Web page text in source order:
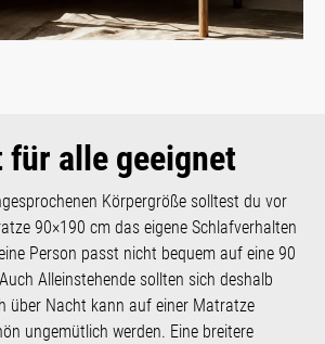
für alle geeignet
Körpergröße solltest du vor
90×190 cm das eigene Schlafverhalten
Person passt nicht bequem auf eine 90
Alleinstehende sollten sich deshalb
über Nacht kann auf einer Matratze
ungemütlich werden. Eine breitere